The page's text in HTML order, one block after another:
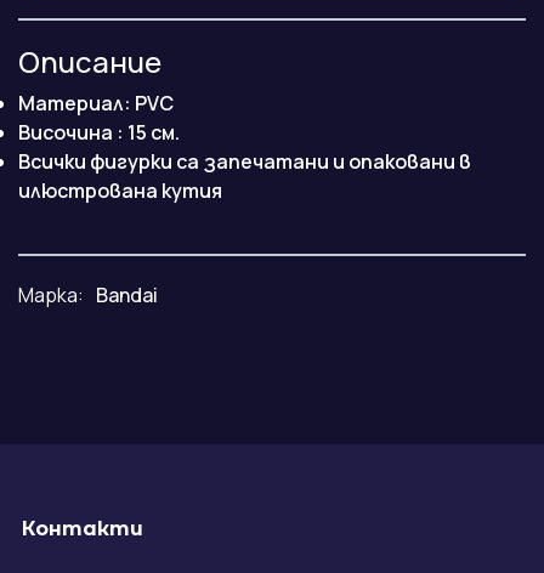
Описание
Материал: PVC
Височина : 15 см.
Всички фигурки са запечатани и опаковани в
илюстрована кутия
Марка: Bandai
Контакти